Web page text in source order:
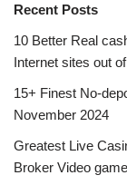
Recent Posts
10 Better Real
Internet sites out
15+ Finest No-
November 2024
Greatest Live
Broker Video game